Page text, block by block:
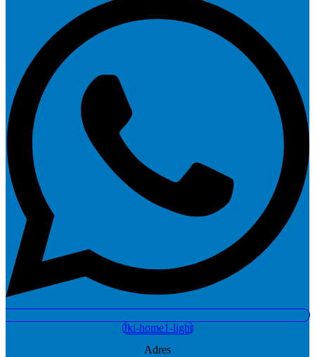
Jki-home1-light
Adres